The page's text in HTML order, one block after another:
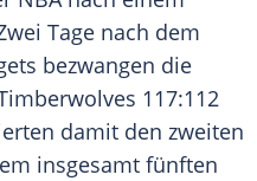
Tage nach dem
bezwangen die
117:112
damit den zweiten
insgesamt fünften